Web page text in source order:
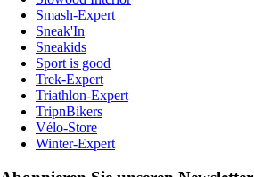
Smash-Expert
Sneak'In
Sneakids
Sport is good
Trek-Expert
Triathlon-Expert
TripnBikers
Vélo-Store
Winter-Expert